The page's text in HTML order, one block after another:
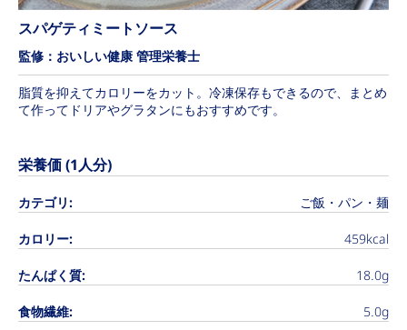
スパゲティミートソース
監修：おいしい健康 管理栄養士
脂質を抑えてカロリーをカット。冷凍保存もできるので、まとめ
て作ってドリアやグラタンにもおすすめです。
栄養価 (1人分)
カテゴリ:
ご飯・パン・麺
カロリー:
459kcal
たんぱく質:
18.0g
食物繊維:
5.0g